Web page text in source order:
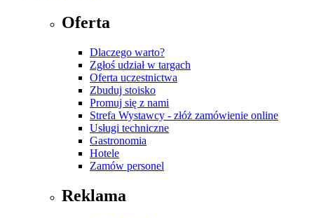
Oferta
Dlaczego warto?
Zgłoś udział w targach
Oferta uczestnictwa
Zbuduj stoisko
Promuj się z nami
Strefa Wystawcy - złóż zamówienie online
Usługi techniczne
Gastronomia
Hotele
Zamów personel
Reklama